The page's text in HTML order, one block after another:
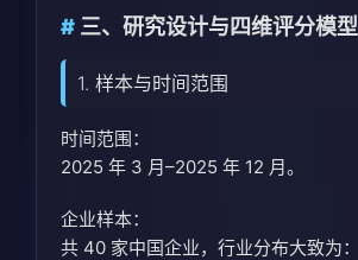
三、研究设计与四维评分模型
1. 样本与时间范围
时间范围：
2025 年 3 月–2025 年 12 月。
企业样本：
共 40 家中国企业，行业分布大致为：